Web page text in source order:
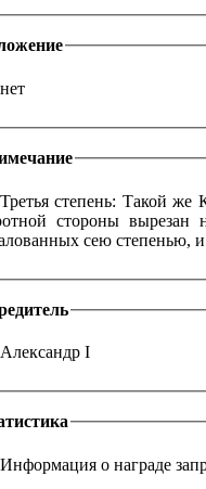
нет
Третья степень: Такой же
стороны
сею степенью, и
Александр I
Информация о награде